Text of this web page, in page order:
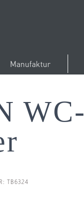
Manufaktur
WC-
TB6324